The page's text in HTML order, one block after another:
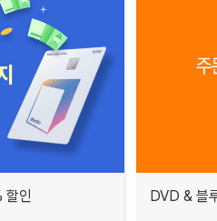
할인 DVD & 블